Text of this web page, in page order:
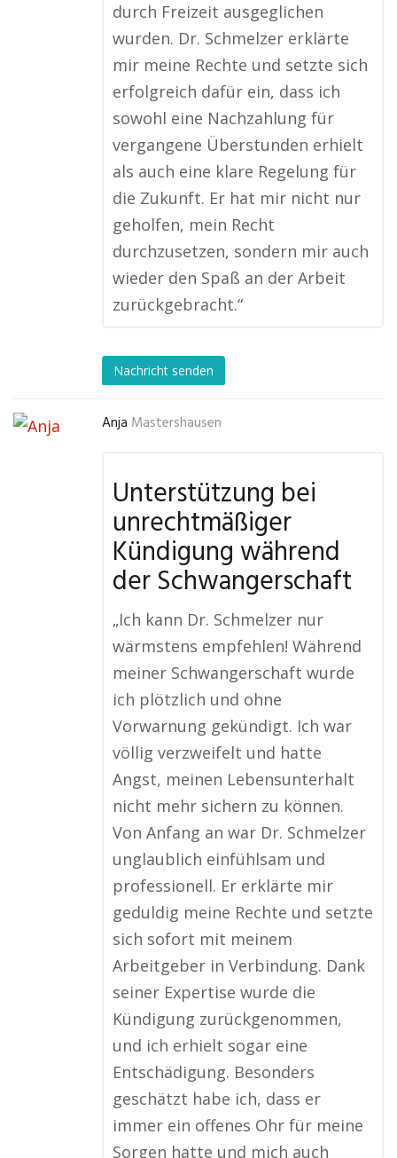
durch Freizeit ausgeglichen
wurden. Dr. Schmelzer erklärte
mir meine Rechte und setzte sich
erfolgreich dafür ein, dass ich
sowohl eine Nachzahlung für
vergangene Überstunden erhielt
als auch eine klare Regelung für
die Zukunft. Er hat mir nicht nur
geholfen, mein Recht
durchzusetzen, sondern mir auch
wieder den Spaß an der Arbeit
zurückgebracht.“
Nachricht senden
Anja Mastershausen
Unterstützung bei
unrechtmäßiger
Kündigung während
der Schwangerschaft
„Ich kann Dr. Schmelzer nur
wärmstens empfehlen! Während
meiner Schwangerschaft wurde
ich plötzlich und ohne
Vorwarnung gekündigt. Ich war
völlig verzweifelt und hatte
Angst, meinen Lebensunterhalt
nicht mehr sichern zu können.
Von Anfang an war Dr. Schmelzer
unglaublich einfühlsam und
professionell. Er erklärte mir
geduldig meine Rechte und setzte
sich sofort mit meinem
Arbeitgeber in Verbindung. Dank
seiner Expertise wurde die
Kündigung zurückgenommen,
und ich erhielt sogar eine
Entschädigung. Besonders
geschätzt habe ich, dass er
immer ein offenes Ohr für meine
Sorgen hatte und mich auch